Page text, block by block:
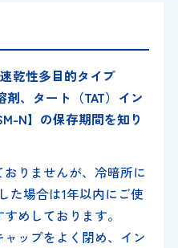
乾性多目的タイプ
剤、タート（TAT）イン
N】の保存期間を知り
りませんが、冷暗所に
た場合は1年以内にご使
めしております。
ップをよく閉め、イン